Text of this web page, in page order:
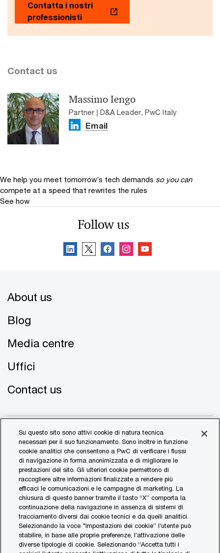
Contatta i nostri
professionisti
Contact us
Massimo Iengo
Partner | D&A Leader, PwC Italy
Email
We help you meet tomorrow’s tech demands so you can
compete at a speed that rewrites the rules
See how
Follow us
About us
Blog
Media centre
Uffici
Contact us
© 2017 - 2026 PwC. All rights reserved. PwC refers to the
PwC network and/or one or more of its member firms, each
of which is a separate legal entity. Please see
www.pwc.com/structurefor further details.
Transparency Report
Legal & Privacy
Cookie Policy
Su questo sito sono attivi cookie di natura tecnica
necessari per il suo funzionamento. Sono inoltre in funzione
cookie analitici che consentono a PwC di verificare i flussi
di navigazione in forma anonimizzata e di migliorare le
prestazioni del sito. Gli ulteriori cookie permettono di
raccogliere altre informazioni finalizzate a rendere più
efficaci le comunicazioni e le campagne di marketing. La
chiusura di questo banner tramite il tasto “X” comporta la
continuazione della navigazione in assenza di sistemi di
tracciamento diversi dai cookie tecnici e da quelli analitici.
Selezionando la voce "Impostazioni dei cookie” l’utente può
stabilire, in base alle proprie preferenze, l’attivazione delle
diverse tipologie di cookie. Selezionando “Accetta tutti i